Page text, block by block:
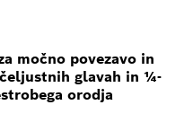
močno povezavo in
glavah in ¼-
orodja